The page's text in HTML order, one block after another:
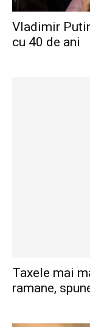
Vladimir
cu 40 de ani
Taxele mai
ramane,